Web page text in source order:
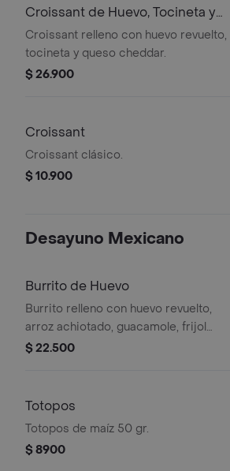
Croissant de Huevo, Tocineta y
Queso
Croissant relleno con huevo revuelto,
tocineta y queso cheddar.
$ 26.900
Croissant
Croissant clásico.
$ 10.900
Desayuno Mexicano
Burrito de Huevo
Burrito relleno con huevo revuelto,
arroz achiotado, guacamole, frijol
negro, pico de gallo, queso y salsa
$ 22.500
Totopos
Totopos de maíz 50 gr.
$ 8900